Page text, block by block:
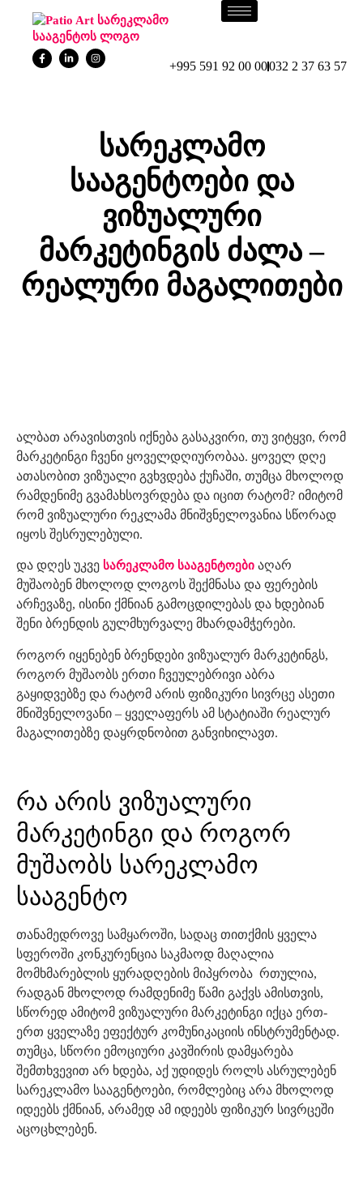
+995 591 92 00 00032 2 37 63 57
სარეკლამო
სააგენტოები და
ვიზუალური
მარკეტინგის ძალა –
რეალური მაგალითები
ალბათ არავისთვის იქნება გასაკვირი, თუ ვიტყვი, რომ
მარკეტინგი ჩვენი ყოველდღიურობაა. ყოველ დღე
ათასობით ვიზუალი გვხვდება ქუჩაში, თუმცა მხოლოდ
რამდენიმე გვამახსოვრდება და იცით რატომ? იმიტომ
რომ ვიზუალური რეკლამა მნიშვნელოვანია სწორად
იყოს შესრულებული.
და დღეს უკვე სარეკლამო სააგენტოები აღარ
მუშაობენ მხოლოდ ლოგოს შექმნასა და ფერების
არჩევაზე, ისინი ქმნიან გამოცდილებას და ხდებიან
შენი ბრენდის გულმხურვალე მხარდამჭერები.
როგორ იყენებენ ბრენდები ვიზუალურ მარკეტინგს,
როგორ მუშაობს ერთი ჩვეულებრივი აბრა
გაყიდვებზე და რატომ არის ფიზიკური სივრცე ასეთი
მნიშვნელოვანი – ყველაფერს ამ სტატიაში რეალურ
მაგალითებზე დაყრდნობით განვიხილავთ.
რა არის ვიზუალური
მარკეტინგი და როგორ
მუშაობს სარეკლამო
სააგენტო
თანამედროვე სამყაროში, სადაც თითქმის ყველა
სფეროში კონკურენცია საკმაოდ მაღალია
მომხმარებლის ყურადღების მიპყრობა რთულია,
რადგან მხოლოდ რამდენიმე წამი გაქვს ამისთვის,
სწორედ ამიტომ ვიზუალური მარკეტინგი იქცა ერთ-
ერთ ყველაზე ეფექტურ კომუნიკაციის ინსტრუმენტად.
თუმცა, სწორი ემოციური კავშირის დამყარება
შემთხვევით არ ხდება, აქ უდიდეს როლს ასრულებენ
სარეკლამო სააგენტოები, რომლებიც არა მხოლოდ
იდეებს ქმნიან, არამედ ამ იდეებს ფიზიკურ სივრცეში
აცოცხლებენ.